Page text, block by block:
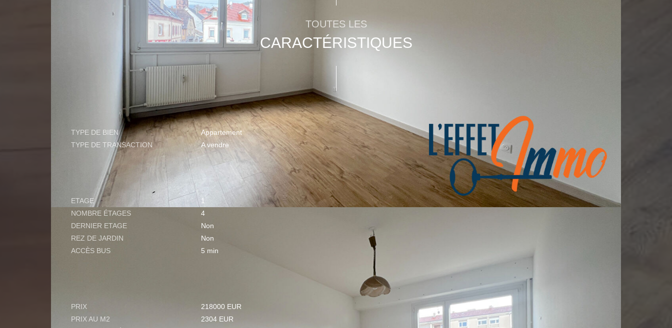
TOUTES LES
CARACTÉRISTIQUES
GÉNÉRAL
TYPE DE BIEN
Appartement
TYPE DE TRANSACTION
A vendre
LOCALISATION
ETAGE
1
NOMBRE ÉTAGES
4
DERNIER ETAGE
Non
REZ DE JARDIN
Non
ACCÈS BUS
5 min
PRIX
218000 EUR
PRIX AU M2
2304 EUR